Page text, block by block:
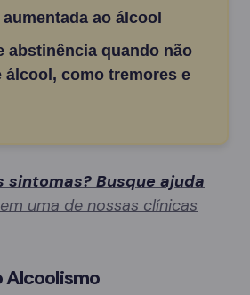
ao álcool
abstinência quando não
álcool, como tremores e
sintomas? Busque ajuda
em uma de nossas clínicas
Alcoolismo